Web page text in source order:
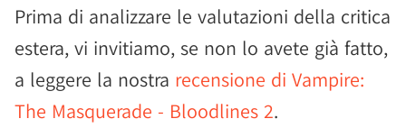
Prima di analizzare le valutazioni della critica
estera, vi invitiamo, se non lo avete già fatto,
a leggere la nostra recensione di Vampire:
The Masquerade - Bloodlines 2.